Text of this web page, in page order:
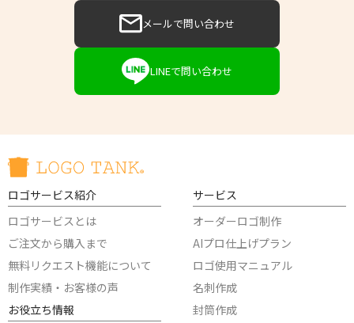
メールで問い合わせ
LINEで問い合わせ
ロゴサービス紹介
ロゴサービスとは
ご注文から購入まで
無料リクエスト機能について
制作実績・お客様の声
お役立ち情報
サービス
オーダーロゴ制作
AIプロ仕上げプラン
ロゴ使用マニュアル
名刺作成
封筒作成